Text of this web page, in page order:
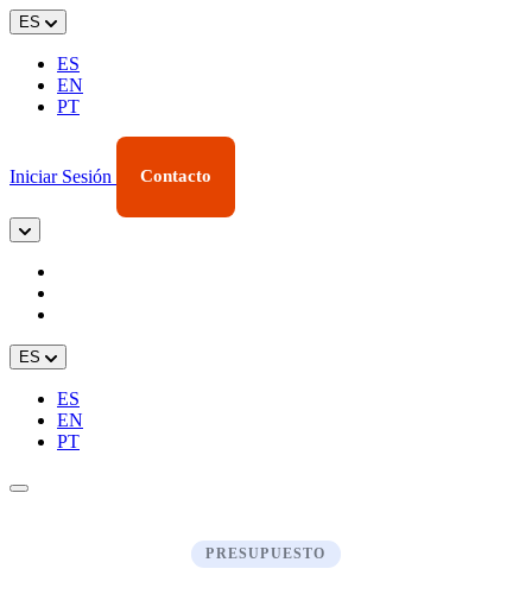
ES
ES
EN
PT
Iniciar Sesión Contacto
ES
ES
EN
PT
PRESUPUESTO